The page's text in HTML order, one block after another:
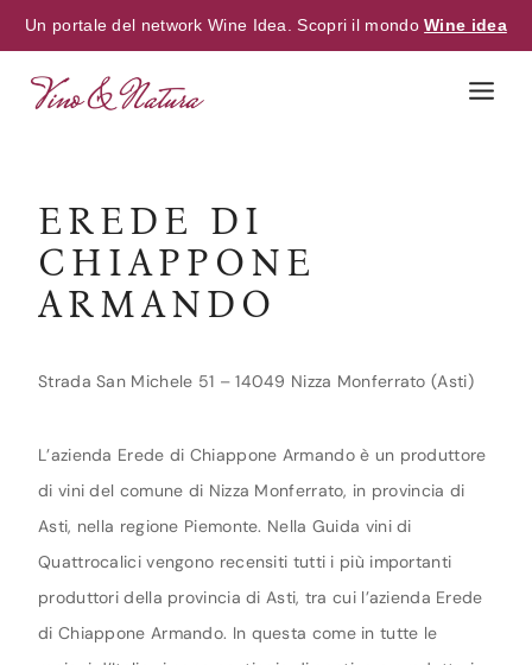
Un portale del network Wine Idea. Scopri il mondoWine idea
EREDE DI
CHIAPPONE
ARMANDO
Strada San Michele 51 – 14049 Nizza Monferrato (Asti)
L’azienda Erede di Chiappone Armando è un produttore
di vini del comune di Nizza Monferrato, in provincia di
Asti, nella regione Piemonte. Nella Guida vini di
Quattrocalici vengono recensiti tutti i più importanti
produttori della provincia di Asti, tra cui l’azienda Erede
di Chiappone Armando. In questa come in tutte le